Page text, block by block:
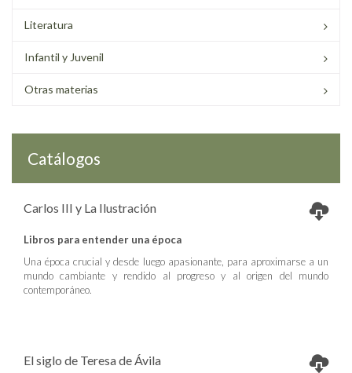
Literatura
Infantil y Juvenil
Otras materias
Catálogos
Carlos III y La Ilustración
Libros para entender una época
Una época crucial y desde luego apasionante, para aproximarse a un
mundo cambiante y rendido al progreso y al origen del mundo
contemporáneo.
El siglo de Teresa de Ávila